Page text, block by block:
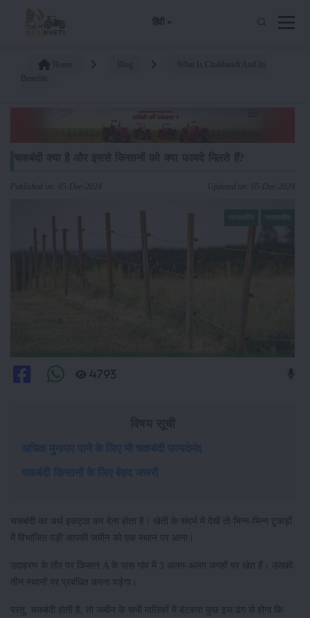
हिंदी
Published on: 05-Dec-2024 Updated on: 05-Dec-2024
4793
अधिक मुनाफा पाने के लिए भी चकबंदी फायदेमंद
चकबंदी किसानों के लिए बेहद जरूरी
चकबंदी का अर्थ इकट्ठा कर देना होता है। खेती के संदर्भ में देखें तो भिन्न-भिन्न टुकड़ों
में विभाजित पड़ी आपकी जमीन को एक स्थान पर आना।
उदाहरण के तौर पर किसान A के पास गांव में 3 अलग-अलग जगहों पर खेत हैं। उसको
तीन स्थानों पर प्रबंधित करना पड़ेगा।
परंतु, चकबंदी होती है, तो जमीन के सभी मालिकों में बंटवारा कुछ इस ढंग से होगा कि